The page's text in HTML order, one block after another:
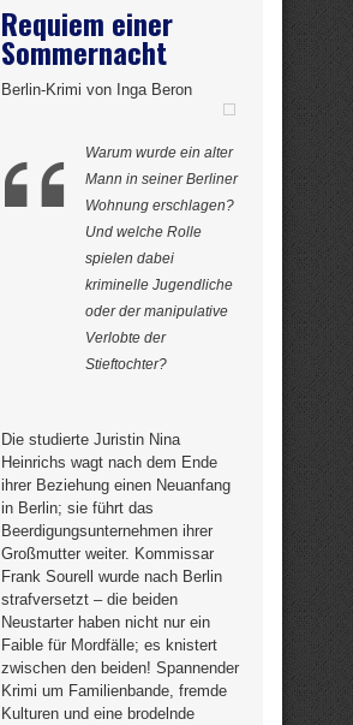
Requiem einer
Sommernacht
Berlin-Krimi von Inga Beron
Warum wurde ein alter
Mann in seiner Berliner
Wohnung erschlagen?
Und welche Rolle
spielen dabei
kriminelle Jugendliche
oder der manipulative
Verlobte der
Stieftochter?
Die studierte Juristin Nina
Heinrichs wagt nach dem Ende
ihrer Beziehung einen Neuanfang
in Berlin; sie führt das
Beerdigungsunternehmen ihrer
Großmutter weiter. Kommissar
Frank Sourell wurde nach Berlin
strafversetzt – die beiden
Neustarter haben nicht nur ein
Faible für Mordfälle; es knistert
zwischen den beiden! Spannender
Krimi um Familienbande, fremde
Kulturen und eine brodelnde